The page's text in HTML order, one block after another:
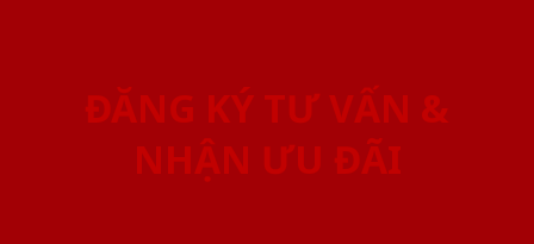
ĐĂNG KÝ TƯ VẤN &
NHẬN ƯU ĐÃI